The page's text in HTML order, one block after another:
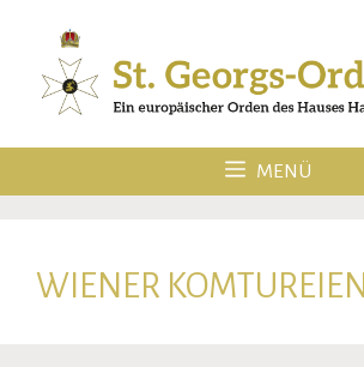
springen
MENÜ
WIENER KOMTUREIEN